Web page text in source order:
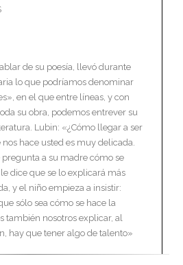
de su poesía, llevó durante
lo que podríamos denominar
en el que entre líneas, y con
su obra, podemos entrever su
Lubin: «¿Cómo llegar a ser
hace usted es muy delicada.
a su madre cómo se
dice que se lo explicará más
y el niño empieza a insistir:
sólo sea cómo se hace la
también nosotros explicar, al
hay que tener algo de talento»